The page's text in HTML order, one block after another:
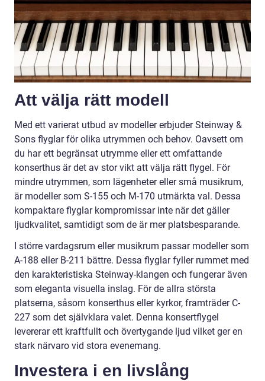
Att välja rätt modell
Med ett varierat utbud av modeller erbjuder Steinway &
Sons flyglar för olika utrymmen och behov. Oavsett om
du har ett begränsat utrymme eller ett omfattande
konserthus är det av stor vikt att välja rätt flygel. För
mindre utrymmen, som lägenheter eller små musikrum,
är modeller som S-155 och M-170 utmärkta val. Dessa
kompaktare flyglar kompromissar inte när det gäller
ljudkvalitet, samtidigt som de är mer platsbesparande.
I större vardagsrum eller musikrum passar modeller som
A-188 eller B-211 bättre. Dessa flyglar fyller rummet med
den karakteristiska Steinway-klangen och fungerar även
som eleganta visuella inslag. För de allra största
platserna, såsom konserthus eller kyrkor, framträder C-
227 som det självklara valet. Denna konsertflygel
levererar ett kraftfullt och övertygande ljud vilket ger en
stark närvaro vid stora evenemang.
Investera i en livslång